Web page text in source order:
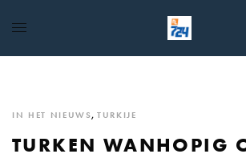
IN HET NIEUWS, TURKIJE
TURKEN WANHOPIG